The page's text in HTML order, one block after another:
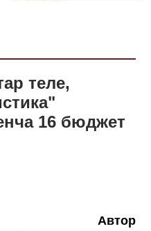
теле,
16 бюджет
Автор